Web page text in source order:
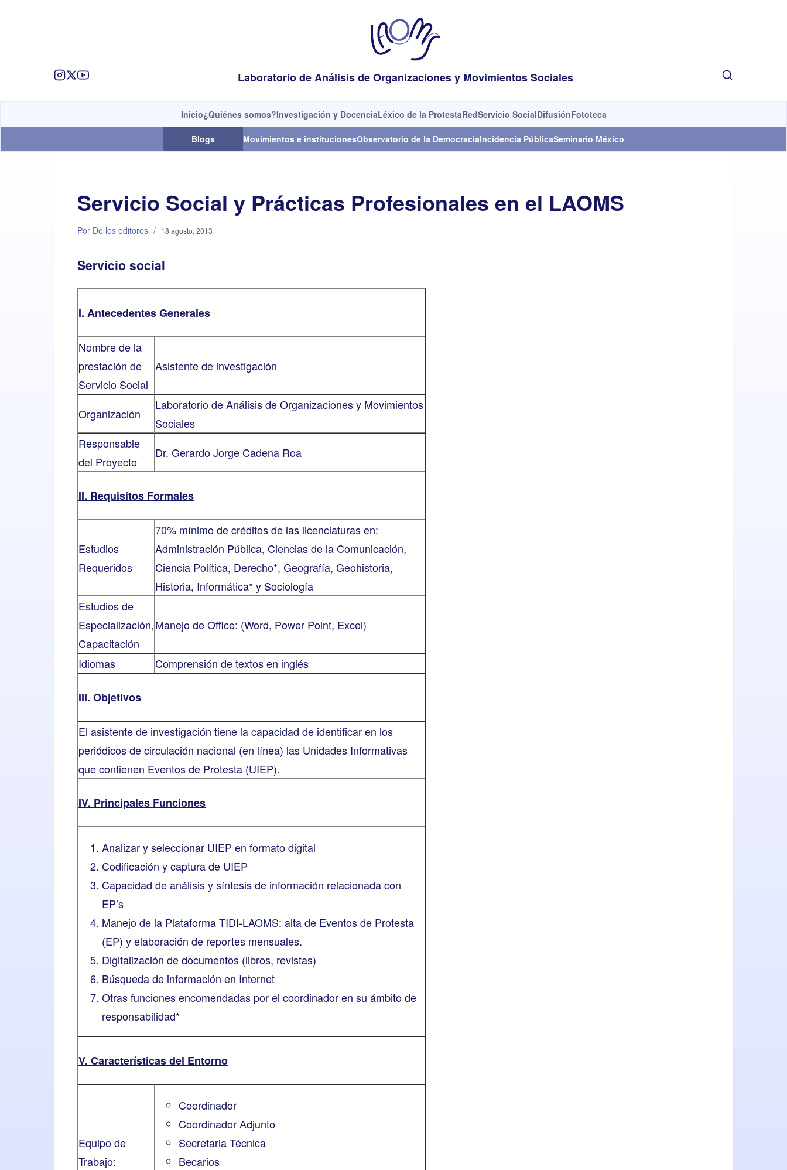
Laboratorio de Análisis de Organizaciones y Movimientos Sociales
Inicio¿Quiénes somos?Investigación y DocenciaLéxico de la ProtestaRedServicio SocialDifusiónFototeca
Blogs Movimientos e institucionesObservatorio de la DemocraciaIncidencia PúblicaSeminario México
Servicio Social y Prácticas Profesionales en el LAOMS
Por De los editores / 18 agosto, 2013
Servicio social
I. Antecedentes Generales
Nombre de la
prestación de
Servicio Social
Asistente de investigación
Organización
Laboratorio de Análisis de Organizaciones y Movimientos
Sociales
Responsable
del Proyecto
Dr. Gerardo Jorge Cadena Roa
II. Requisitos Formales
Estudios
Requeridos
70% mínimo de créditos de las licenciaturas en:
Administración Pública, Ciencias de la Comunicación,
Ciencia Política, Derecho*, Geografía, Geohistoria,
Historia, Informática* y Sociología
Estudios de
Especialización,
Capacitación
Manejo de Office: (Word, Power Point, Excel)
Idiomas Comprensión de textos en inglés
III. Objetivos
El asistente de investigación tiene la capacidad de identificar en los
periódicos de circulación nacional (en línea) las Unidades Informativas
que contienen Eventos de Protesta (UIEP).
IV. Principales Funciones
Analizar y seleccionar UIEP en formato digital
Codificación y captura de UIEP
Capacidad de análisis y síntesis de información relacionada con
EP’s
Manejo de la Plataforma TIDI-LAOMS: alta de Eventos de Protesta
(EP) y elaboración de reportes mensuales.
Digitalización de documentos (libros, revistas)
Búsqueda de información en Internet
Otras funciones encomendadas por el coordinador en su ámbito de
responsabilidad*
V. Características del Entorno
Equipo de
Trabajo:
Coordinador
Coordinador Adjunto
Secretaria Técnica
Becarios